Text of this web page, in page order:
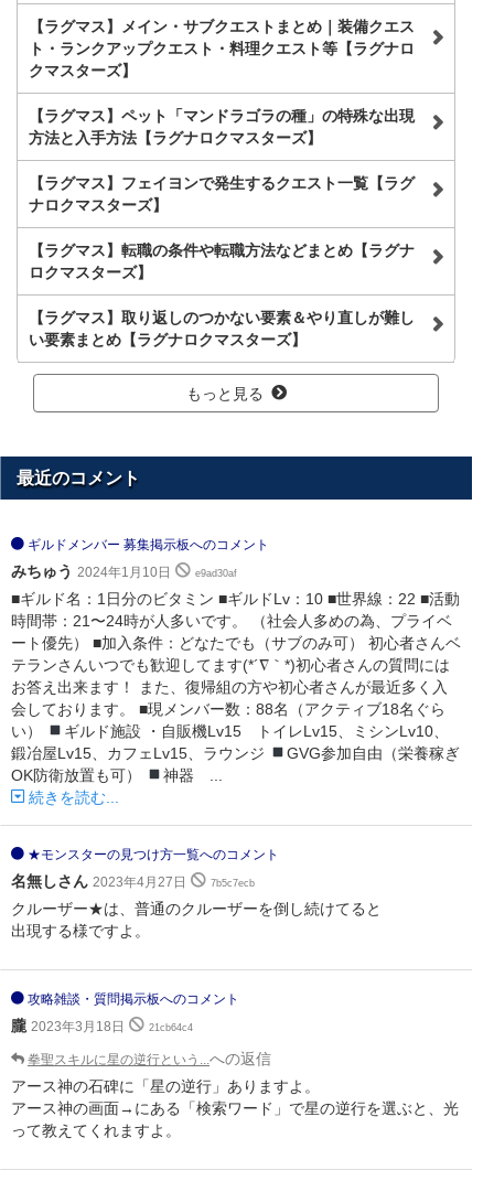
【ラグマス】メイン・サブクエストまとめ｜装備クエス
ト・ランクアップクエスト・料理クエスト等【ラグナロ
クマスターズ】
【ラグマス】ペット「マンドラゴラの種」の特殊な出現
方法と入手方法【ラグナロクマスターズ】
【ラグマス】フェイヨンで発生するクエスト一覧【ラグ
ナロクマスターズ】
【ラグマス】転職の条件や転職方法などまとめ【ラグナ
ロクマスターズ】
【ラグマス】取り返しのつかない要素＆やり直しが難し
い要素まとめ【ラグナロクマスターズ】
もっと見る
最近のコメント
ギルドメンバー 募集掲示板へのコメント
みちゅう 2024年1月10日 e9ad30af
■ギルド名：1日分のビタミン ■ギルドLv：10 ■世界線：22 ■活動
時間帯：21〜24時が人多いです。 （社会人多めの為、プライベ
ート優先） ■加入条件：どなたでも（サブのみ可） 初心者さんベ
テランさんいつでも歓迎してます(*´∇｀*)初心者さんの質問には
お答え出来ます！ また、復帰組の方や初心者さんが最近多く入
会しております。 ■現メンバー数：88名（アクティブ18名ぐら
い）
ギルド施設 ・自販機Lv15 トイレLv15、ミシンLv10、
鍛冶屋Lv15、カフェLv15、ラウンジ
GVG参加自由（栄養稼ぎ
OK防衛放置も可）
神器 ...
続きを読む...
★モンスターの見つけ方一覧へのコメント
名無しさん 2023年4月27日 7b5c7ecb
クルーザー★は、普通のクルーザーを倒し続けてると
出現する様ですよ。
攻略雑談・質問掲示板へのコメント
朧 2023年3月18日 21cb64c4
拳聖スキルに星の逆行という... への返信
アース神の石碑に「星の逆行」ありますよ。
アース神の画面→にある「検索ワード」で星の逆行を選ぶと、光
って教えてくれますよ。